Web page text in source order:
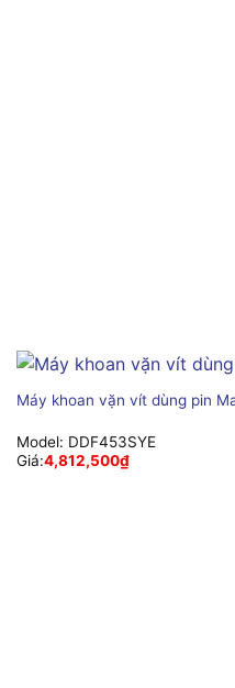
Máy khoan vặn vít dùng pin
Model: DDF453SYE
Giá:4,812,500₫